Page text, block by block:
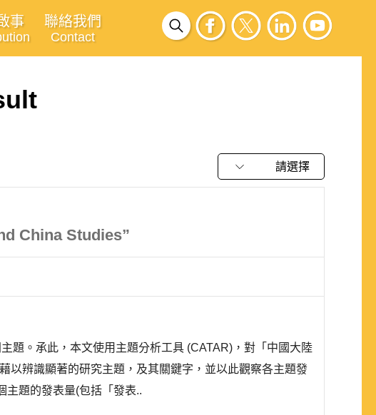
事 聯絡我們
Contact
請選擇
China Studies”
題。承此，本文使用主題分析工具 (CATAR)，對「中國大陸
以辨識顯著的研究主題，及其關鍵字，並以此觀察各主題發
主題的發表量(包括「發表..